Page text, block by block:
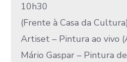
10h30
(Frente à Casa da Cultura)
Artiset – Pintura ao vivo
Mário Gaspar – Pintura